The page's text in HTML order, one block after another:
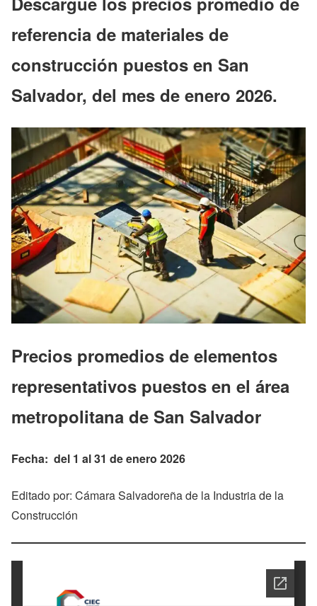
referencia de materiales de
construcción puestos en San
Salvador, del mes de enero 2026.
Precios promedios de elementos
representativos puestos en el área
metropolitana de San Salvador
Fecha: del 1 al 31 de enero 2026
Editado por: Cámara Salvadoreña de la Industria de la
Construcción